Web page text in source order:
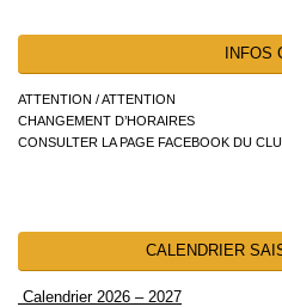
INFOS
ATTENTION / ATTENTION
CHANGEMENT D’HORAIRES
CONSULTER LA PAGE FACEBOOK DU
CALENDRIER
Calendrier 2026 – 2027